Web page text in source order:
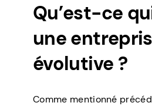
Qu’est-ce
une
évolutive ?
Comme mentionné